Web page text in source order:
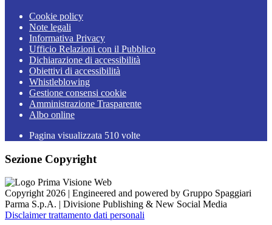
Cookie policy
Note legali
Informativa Privacy
Ufficio Relazioni con il Pubblico
Dichiarazione di accessibilità
Obiettivi di accessibilità
Whistleblowing
Gestione consensi cookie
Amministrazione Trasparente
Albo online
Pagina visualizzata 510 volte
Sezione Copyright
Copyright 2026 | Engineered and powered by Gruppo Spaggiari
Parma S.p.A. | Divisione Publishing & New Social Media
Disclaimer trattamento dati personali